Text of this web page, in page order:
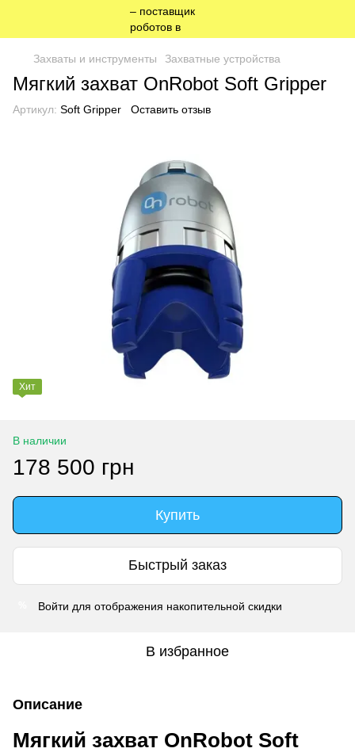
Захваты и инструменты Захватные устройства
Мягкий захват OnRobot Soft Gripper
Артикул: Soft Gripper Оставить отзыв
Хит
В наличии
178 500 грн
Купить
Быстрый заказ
Войти для отображения накопительной скидки
В избранное
Описание
Мягкий захват OnRobot Soft